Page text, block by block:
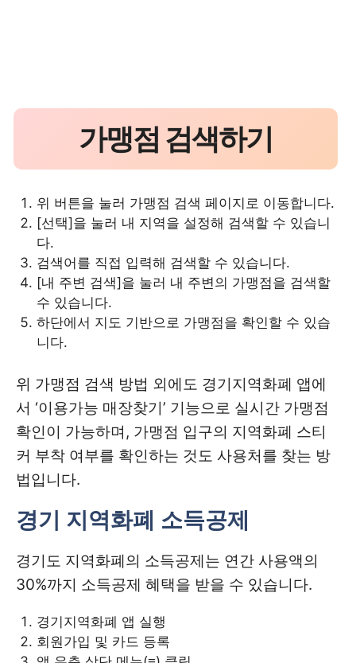
가맹점 검색하기
위 버튼을 눌러 가맹점 검색 페이지로 이동합니다.
[선택]을 눌러 내 지역을 설정해 검색할 수 있습니
다.
검색어를 직접 입력해 검색할 수 있습니다.
[내 주변 검색]을 눌러 내 주변의 가맹점을 검색할
수 있습니다.
하단에서 지도 기반으로 가맹점을 확인할 수 있습
니다.
위 가맹점 검색 방법 외에도 경기지역화폐 앱에
서 ‘이용가능 매장찾기’ 기능으로 실시간 가맹점
확인이 가능하며, 가맹점 입구의 지역화폐 스티
커 부착 여부를 확인하는 것도 사용처를 찾는 방
법입니다.
경기 지역화폐 소득공제
경기도 지역화폐의 소득공제는 연간 사용액의
30%까지 소득공제 혜택을 받을 수 있습니다.
경기지역화폐 앱 실행
회원가입 및 카드 등록